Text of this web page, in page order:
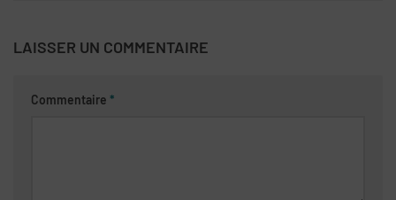
LAISSER UN COMMENTAIRE
Commentaire *